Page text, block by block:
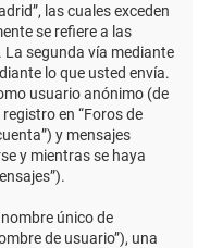
las cuales exceden
se refiere a las
segunda vía mediante
lo que usted envía.
usuario anónimo (de
en “Foros de
y mensajes
y mientras se haya
único de
de usuario”), una